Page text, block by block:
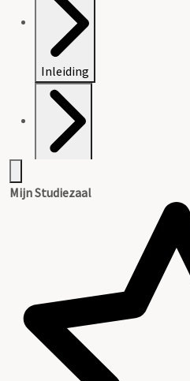
Inleiding
Mijn Studiezaal